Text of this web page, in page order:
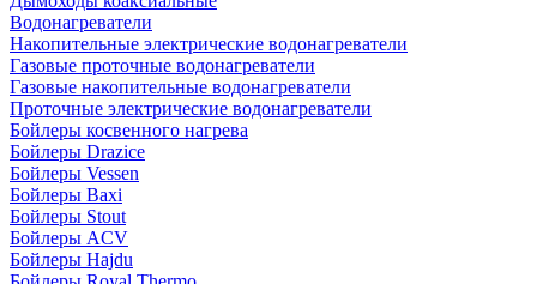
Водонагреватели
Накопительные электрические водонагреватели
Газовые проточные водонагреватели
Газовые накопительные водонагреватели
Проточные электрические водонагреватели
Бойлеры косвенного нагрева
Бойлеры Drazice
Бойлеры Vessen
Бойлеры Baxi
Бойлеры Stout
Бойлеры ACV
Бойлеры Hajdu